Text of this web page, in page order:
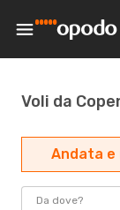
Voli da
Andata
Da dove?